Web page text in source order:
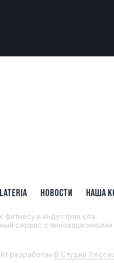
НОВОСТИ НАША
и индустрии спа.
сервис с инновационными
разработан В Студии